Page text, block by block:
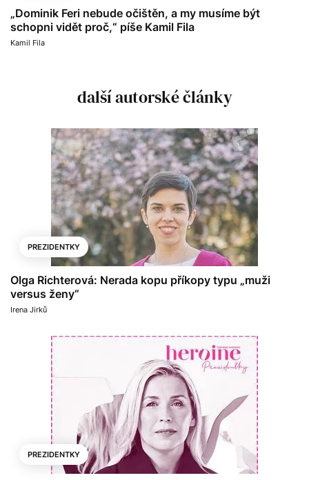
„Dominik Feri nebude očištěn, a my musíme být
schopni vidět proč,“ píše Kamil Fila
Kamil Fila
další autorské články
PREZIDENTKY
Olga Richterová: Nerada kopu příkopy typu „muži
versus ženy“
Irena Jirků
PREZIDENTKY